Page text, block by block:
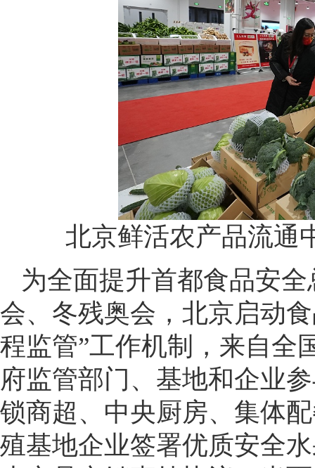
北京鲜活农产品流通
为全面提升首都食品安
会、冬残奥会，北京启动
程监管”工作机制，来自全
府监管部门、基地和企业
锁商超、中央厨房、集体
殖基地企业签署优质安全